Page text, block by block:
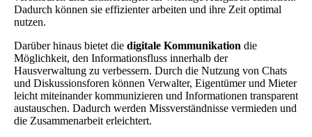
Dadurch können sie effizienter arbeiten und ihre Zeit optimal
nutzen.
Darüber hinaus bietet die digitale Kommunikation die
Möglichkeit, den Informationsfluss innerhalb der
Hausverwaltung zu verbessern. Durch die Nutzung von Chats
und Diskussionsforen können Verwalter, Eigentümer und Mieter
leicht miteinander kommunizieren und Informationen transparent
austauschen. Dadurch werden Missverständnisse vermieden und
die Zusammenarbeit erleichtert.